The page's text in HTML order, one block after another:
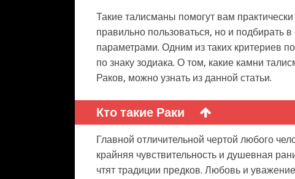
Такие талисманы помогут вам
правильно пользоваться, но и подбирать
параметрами. Одним из таких критериев
по знаку зодиака. О том, какие камни
Раков, можно узнать из данной статьи.
Кто такие Раки
Главной отличительной чертой любого
крайняя чувствительность и душевная
чтят традиции предков. Любовь и